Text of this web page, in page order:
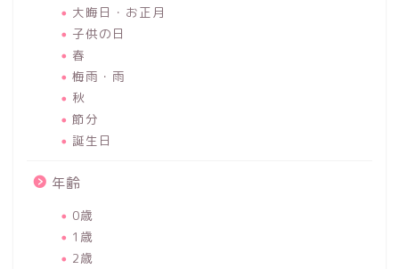
大晦日・お正月
子供の日
春
梅雨・雨
秋
節分
誕生日
年齢
0歳
1歳
2歳